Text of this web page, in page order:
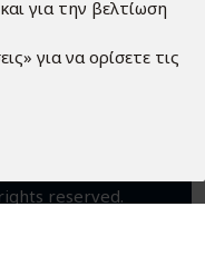
reserved.
για την βελτίωση
για να ορίσετε τις